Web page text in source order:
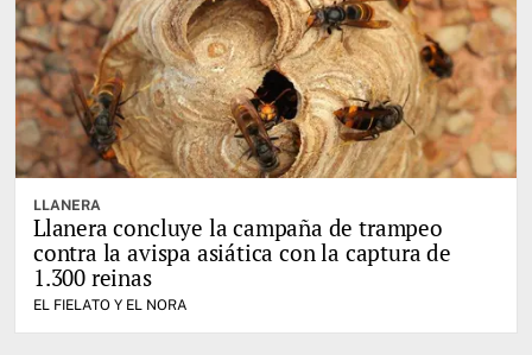
LLANERA
Llanera concluye la campaña de trampeo
contra la avispa asiática con la captura de
1.300 reinas
EL FIELATO Y EL NORA